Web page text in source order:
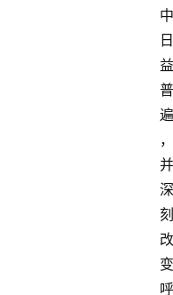
中
日
益
普
遍
，
并
深
刻
改
变
呼